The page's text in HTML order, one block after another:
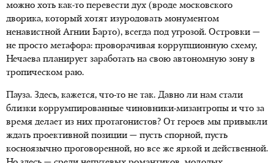
можно хоть как-то перевести дух (вроде московского
дворика, который хотят изуродовать монументом
ненавистной Агнии Барто), всегда под угрозой. Островки —
не просто метафора: проворачивая коррупционную схему,
Нечаева планирует заработать на свою автономную зону в
тропическом раю.
Пауза. Здесь, кажется, что-то не так. Давно ли нам стали
близки коррумпированные чиновники-мизантропы и что за
время делает из них протагонистов? От героев мы привыкли
ждать проективной позиции — пусть спорной, пусть
косноязычно проговоренной, но все же яркой и действенной.